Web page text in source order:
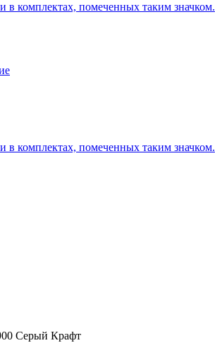
в комплектах, помеченных таким значком.
в комплектах, помеченных таким значком.
Серый Крафт